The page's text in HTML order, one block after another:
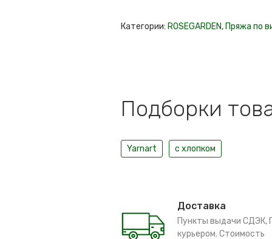
Категории: ROSEGARDEN, Пряжа по
Подборки
Yarnart с хлопком
Доставка
Пункты выдачи СДЭК,
курьером. Стоимость